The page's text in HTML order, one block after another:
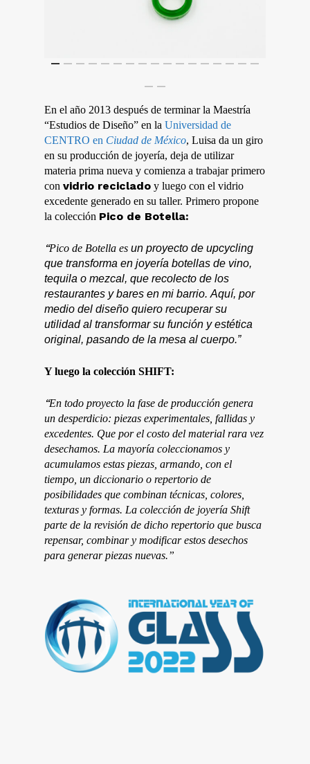
En el año 2013 después de terminar la Maestría
“Estudios de Diseño” en laUniversidad de
CENTRO en Ciudad de México, Luisa da un giro
en su producción de joyería, deja de utilizar
materia prima nueva y comienza a trabajar primero
convidrio reciclado y luego con el vidrio
excedente generado en su taller. Primero propone
la colección Pico de Botella:
“Pico de Botella esun proyecto deupcycling
que transforma en joyería botellas de vino,
tequila o mezcal, que recolecto de los
restaurantes y bares en mi barrio.Aquí, por
medio del diseño quiero recuperar su
utilidad al transformar su función y estética
original, pasando de la mesa al cuerpo.”
Y luego la colección SHIFT:
“En todo proyecto la fase de producción genera
un desperdicio: piezas experimentales, fallidas y
excedentes. Que por el costo del material rara vez
desechamos. La mayoría coleccionamos y
acumulamos estas piezas, armando, con el
tiempo, un diccionario o repertorio de
posibilidades que combinan técnicas, colores,
texturas y formas. La colección de joyería Shift
parte de la revisión de dicho repertorio que busca
repensar, combinar y modificar estos desechos
para generar piezas nuevas.”